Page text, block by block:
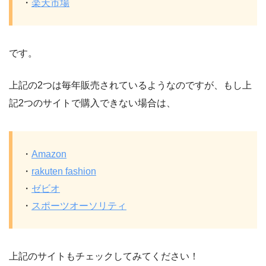
・ 楽天市場
です。
上記の2つは毎年販売されているようなのですが、もし上
記2つのサイトで購入できない場合は、
・ Amazon
・ rakuten fashion
・ ゼビオ
・ スポーツオーソリティ
上記のサイトもチェックしてみてください！